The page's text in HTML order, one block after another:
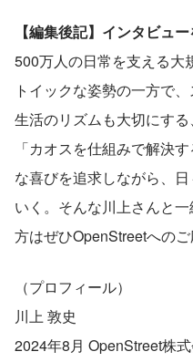
【編集後記】インタビュ
500万人の日常を支える大
トイックな姿勢の一方で
生活のリズムも大切にする
「カオスを仕組みで解決
な喜びを追求しながら、
いく。そんな川上さんと
方はぜひOpenStreetへの
（プロフィール）
川上 敦史
2024年8月 OpenStreet株